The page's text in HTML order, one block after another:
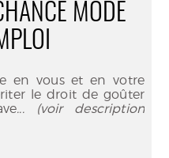
MODE
en vous et en votre
le droit de goûter
... (voir description